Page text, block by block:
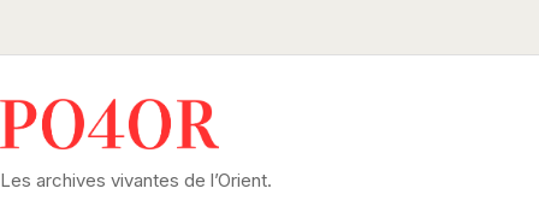
Les archives vivantes de l’Orient.